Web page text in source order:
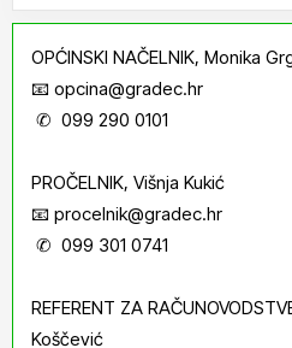
OPĆINSKI NAČELNIK, Monika
📧 opcina@gradec.hr
✆ 099 290 0101
PROČELNIK, Višnja Kukić
📧 procelnik@gradec.hr
✆ 099 301 0741
REFERENT ZA
Koščević